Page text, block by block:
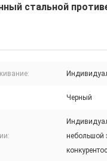
стальной
Черный
небольшой